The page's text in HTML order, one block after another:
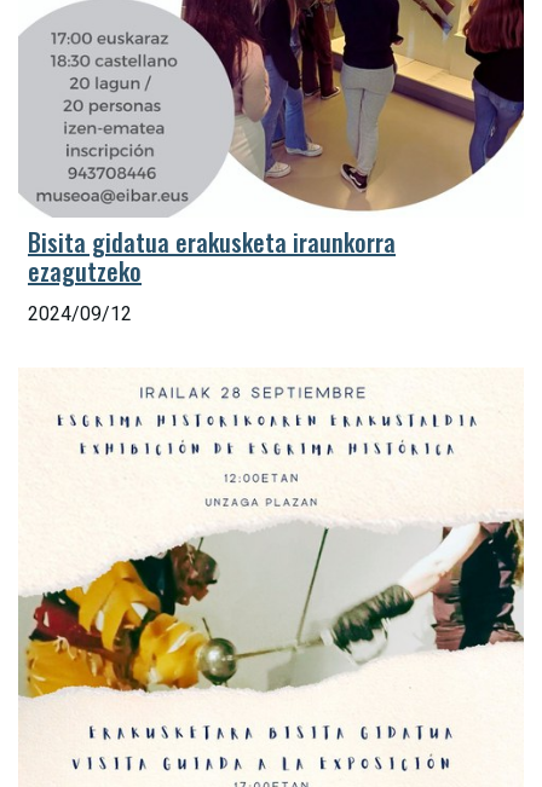
Bisita gidatua erakusketa iraunkorra
ezagutzeko
2024/09/12